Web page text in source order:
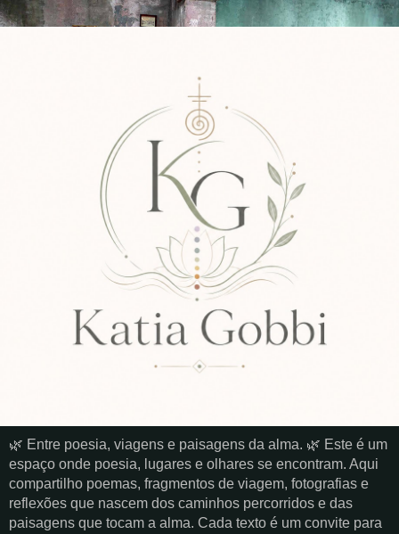
🌿 Entre poesia, viagens e paisagens da alma. 🌿 Este é um
espaço onde poesia, lugares e olhares se encontram. Aqui
compartilho poemas, fragmentos de viagem, fotografias e
reflexões que nascem dos caminhos percorridos e das
paisagens que tocam a alma. Cada texto é um convite para